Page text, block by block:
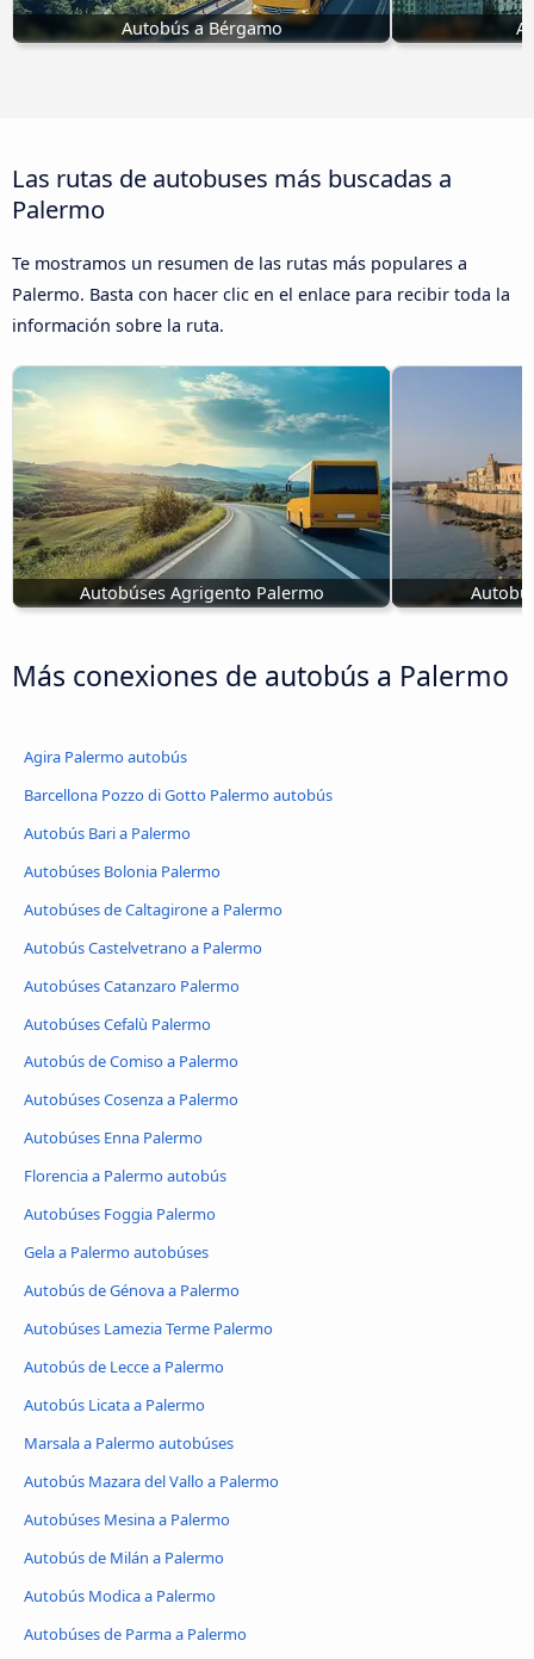
Autobús a Bérgamo
Las rutas de autobuses más buscadas a
Palermo
Te mostramos un resumen de las rutas más populares a
Palermo. Basta con hacer clic en el enlace para recibir toda la
información sobre la ruta.
Autobúses Agrigento Palermo
Más conexiones de autobús a Palermo
Agira Palermo autobús
Barcellona Pozzo di Gotto Palermo autobús
Autobús Bari a Palermo
Autobúses Bolonia Palermo
Autobúses de Caltagirone a Palermo
Autobús Castelvetrano a Palermo
Autobúses Catanzaro Palermo
Autobúses Cefalù Palermo
Autobús de Comiso a Palermo
Autobúses Cosenza a Palermo
Autobúses Enna Palermo
Florencia a Palermo autobús
Autobúses Foggia Palermo
Gela a Palermo autobúses
Autobús de Génova a Palermo
Autobúses Lamezia Terme Palermo
Autobús de Lecce a Palermo
Autobús Licata a Palermo
Marsala a Palermo autobúses
Autobús Mazara del Vallo a Palermo
Autobúses Mesina a Palermo
Autobús de Milán a Palermo
Autobús Modica a Palermo
Autobúses de Parma a Palermo